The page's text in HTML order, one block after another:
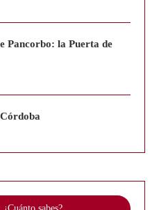
Pancorbo: la Puerta de